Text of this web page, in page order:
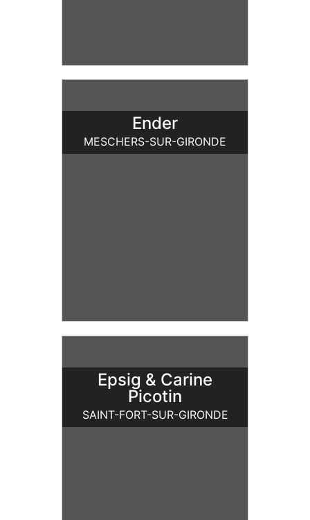
Ender
MESCHERS-SUR-GIRONDE
Epsig & Carine
Picotin
SAINT-FORT-SUR-GIRONDE